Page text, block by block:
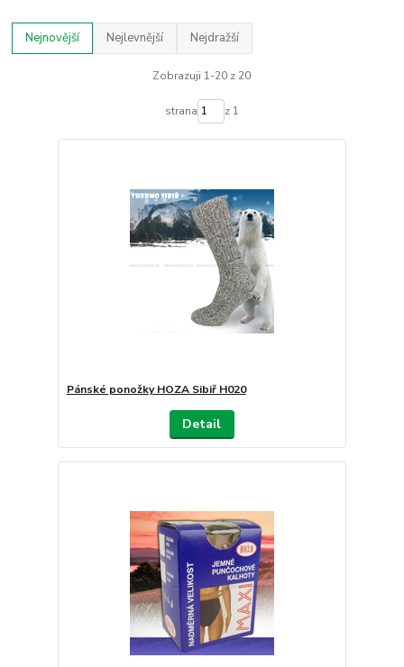
Nejnovější Nejlevnější Nejdražší
Zobrazuji 1-20 z 20
strana z 1
Pánské ponožky HOZA Sibiř H020
Detail